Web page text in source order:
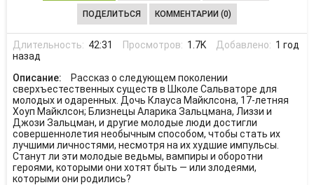
ПОДЕЛИТЬСЯ КОММЕНТАРИИ (0)
Длительность: 42:31 Просмотров: 1.7K Добавлено: 1 год
назад
Описание:
Рассказ о следующем поколении
сверхъестественных существ в Школе Сальваторе для
молодых и одаренных. Дочь Клауса Майклсона, 17-летняя
Хоуп Майклсон; Близнецы Аларика Зальцмана, Лиззи и
Джози Зальцман, и другие молодые люди достигли
совершеннолетия необычным способом, чтобы стать их
лучшими личностями, несмотря на их худшие импульсы.
Станут ли эти молодые ведьмы, вампиры и оборотни
героями, которыми они хотят быть — или злодеями,
которыми они родились?